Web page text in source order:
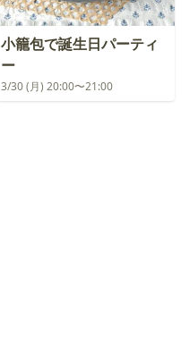
小籠包で誕生日パーティ
ー
3/30 (月) 20:00〜21:00